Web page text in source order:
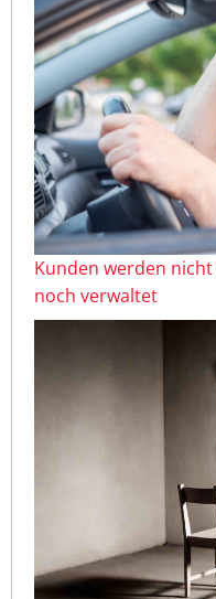
Kunden werden
noch verwaltet